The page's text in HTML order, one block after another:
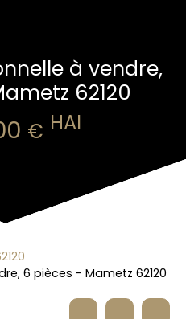
à vendre,
62120
€ HAI
6 pièces - Mametz 62120